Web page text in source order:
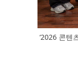
‘2026 콘텐